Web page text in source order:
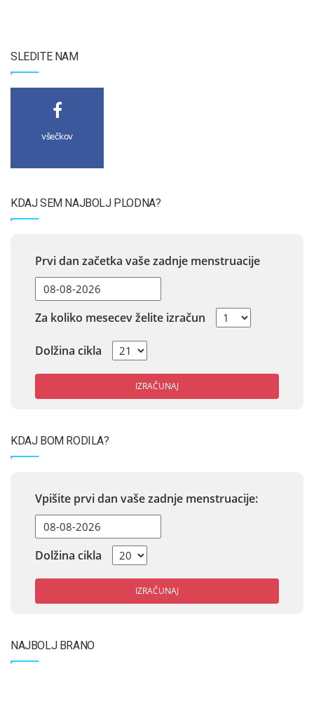
SLEDITE NAM
všečkov
KDAJ SEM NAJBOLJ PLODNA?
Prvi dan začetka vaše zadnje menstruacije
Za koliko mesecev želite izračun
Dolžina cikla
IZRAČUNAJ
KDAJ BOM RODILA?
Vpišite prvi dan vaše zadnje menstruacije:
Dolžina cikla
IZRAČUNAJ
NAJBOLJ BRANO